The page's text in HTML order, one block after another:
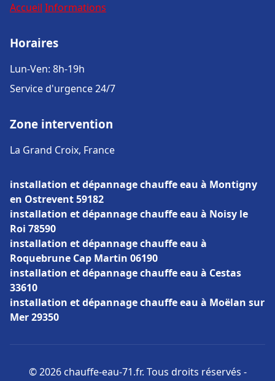
Accueil Informations
Horaires
Lun-Ven: 8h-19h
Service d'urgence 24/7
Zone intervention
La Grand Croix, France
installation et dépannage chauffe eau à Montigny
en Ostrevent 59182
installation et dépannage chauffe eau à Noisy le
Roi 78590
installation et dépannage chauffe eau à
Roquebrune Cap Martin 06190
installation et dépannage chauffe eau à Cestas
33610
installation et dépannage chauffe eau à Moëlan sur
Mer 29350
© 2026 chauffe-eau-71.fr. Tous droits réservés -